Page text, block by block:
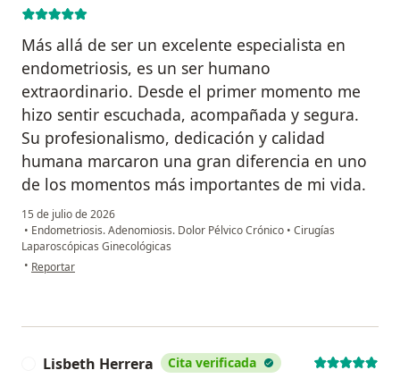
Más allá de ser un excelente especialista en
endometriosis, es un ser humano
extraordinario. Desde el primer momento me
hizo sentir escuchada, acompañada y segura.
Su profesionalismo, dedicación y calidad
humana marcaron una gran diferencia en uno
de los momentos más importantes de mi vida.
15 de julio de 2026
• Endometriosis. Adenomiosis. Dolor Pélvico Crónico • Cirugías
Laparoscópicas Ginecológicas
• en opinión del usuario Andrea Cáceda
Reportar
Lisbeth Herrera Cita verificada